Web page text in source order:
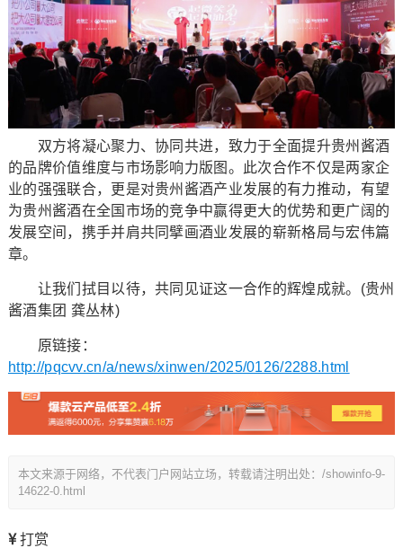
双方将凝心聚力、协同共进，致力于全面提升贵州酱酒
的品牌价值维度与市场影响力版图。此次合作不仅是两家企
业的强强联合，更是对贵州酱酒产业发展的有力推动，有望
为贵州酱酒在全国市场的竞争中赢得更大的优势和更广阔的
发展空间，携手并肩共同擘画酒业发展的崭新格局与宏伟篇
章。
让我们拭目以待，共同见证这一合作的辉煌成就。(贵州
酱酒集团 龚丛林)
原链接：
http://pqcvv.cn/a/news/xinwen/2025/0126/2288.html
本文来源于网络，不代表门户网站立场，转载请注明出处：/showinfo-9-
14622-0.html
打赏